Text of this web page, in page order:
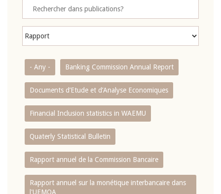
- Any - Banking Commission Annual Report
Documents d’Etude et d’Analyse Economiques
Financial Inclusion statistics in WAEMU
Quaterly Statistical Bulletin
Rapport annuel de la Commission Bancaire
Rapport annuel sur la monétique interbancaire dans
l'UEMOA